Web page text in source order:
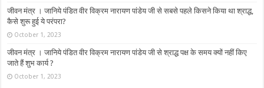
जीवन मंत्र । जानिये पंडित वीर विक्रम नारायण पांडेय जी से सबसे पहले किसने किया था श्राद्ध,
कैसे शुरू हुई ये परंपरा?
October 1, 2023
जीवन मंत्र । जानिये पंडित वीर विक्रम नारायण पांडेय जी से श्राद्ध पक्ष के समय क्यों नहीं किए
जाते हैं शुभ कार्य ?
October 1, 2023